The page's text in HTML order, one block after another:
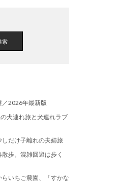
索
／2026年最新版
犬連れ旅と犬連れラブ
だけ子離れの夫婦旅
歩。混雑回避は歩く
いちご農園、「すかな